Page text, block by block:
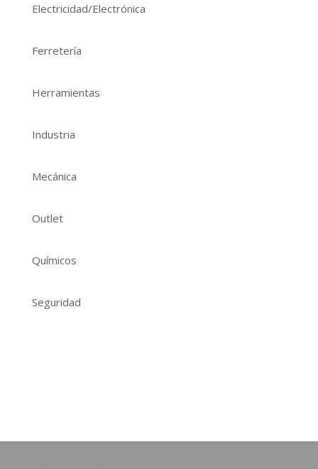
Electricidad/Electrónica
Ferretería
Herramientas
Industria
Mecánica
Outlet
Químicos
Seguridad